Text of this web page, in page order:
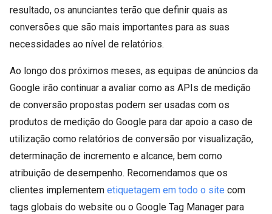
resultado, os anunciantes terão que definir quais as
conversões que são mais importantes para as suas
necessidades ao nível de relatórios.
Ao longo dos próximos meses, as equipas de anúncios da
Google irão continuar a avaliar como as APIs de medição
de conversão propostas podem ser usadas com os
produtos de medição do Google para dar apoio a caso de
utilização como relatórios de conversão por visualização,
determinação de incremento e alcance, bem como
atribuição de desempenho. Recomendamos que os
clientes implementem etiquetagem em todo o site com
tags globais do website ou o Google Tag Manager para